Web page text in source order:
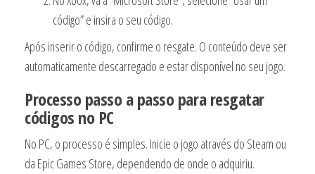
código” e insira o seu código.
Após inserir o código, confirme o resgate. O conteúdo deve ser
automaticamente descarregado e estar disponível no seu jogo.
Processo passo a passo para resgatar
códigos no PC
No PC, o processo é simples. Inicie o jogo através do Steam ou
da Epic Games Store, dependendo de onde o adquiriu.